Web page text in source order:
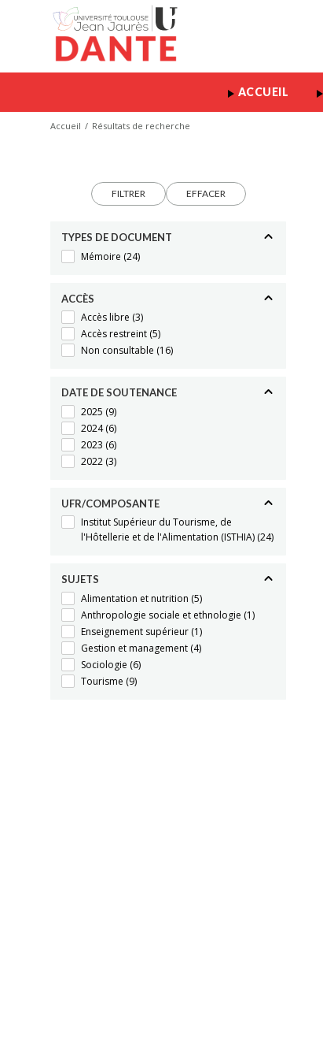
ACCUEIL
Accueil Résultats de recherche
FILTRER EFFACER
TYPES DE DOCUMENT
Mémoire (24)
ACCÈS
Accès libre (3)
Accès restreint (5)
Non consultable (16)
DATE DE SOUTENANCE
2025 (9)
2024(6)
2023 (6)
2022 (3)
UFR/COMPOSANTE
Institut Supérieur du Tourisme, de
l'Hôtellerie et de l'Alimentation (ISTHIA) (24)
SUJETS
Alimentation et nutrition (5)
Anthropologie sociale et ethnologie (1)
Enseignement supérieur (1)
Gestion et management (4)
Sociologie (6)
Tourisme (9)